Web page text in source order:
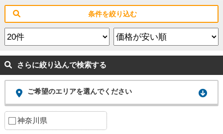
条件を絞り込む
さらに絞り込んで検索する
ご希望のエリアを選んでください
神奈川県